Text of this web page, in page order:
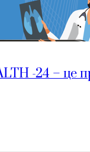
-24 – це